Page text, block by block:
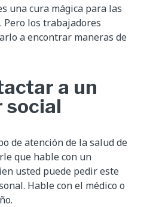
una cura mágica para las
Pero los trabajadores
a encontrar maneras de
a un
social
de atención de la salud de
que hable con un
usted puede pedir este
Hable con el médico o